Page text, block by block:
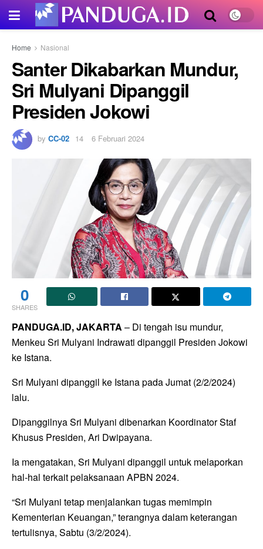
Home Nasional
Santer Dikabarkan Mundur,
Sri Mulyani Dipanggil
Presiden Jokowi
by CC-02 6 Februari 2024
0
SHARES
PANDUGA.ID, JAKARTA – Di tengah isu mundur,
Menkeu Sri Mulyani Indrawati dipanggil Presiden Jokowi
ke Istana.
Sri Mulyani dipanggil ke Istana pada Jumat (2/2/2024)
lalu.
Dipanggilnya Sri Mulyani dibenarkan Koordinator Staf
Khusus Presiden, Ari Dwipayana.
Ia mengatakan, Sri Mulyani dipanggil untuk melaporkan
hal-hal terkait pelaksanaan APBN 2024.
“Sri Mulyani tetap menjalankan tugas memimpin
Kementerian Keuangan,” terangnya dalam keterangan
tertulisnya, Sabtu (3/2/2024).